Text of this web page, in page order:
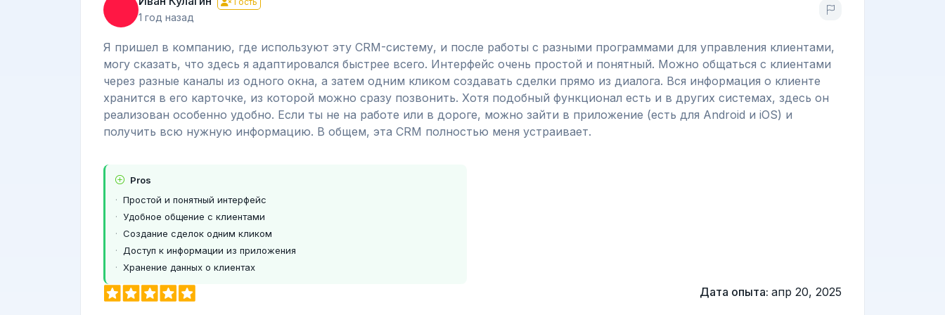
1 год назад
Я пришел в компанию, где используют эту CRM-систему, и после работы с разными программами для управления клиентами,
могу сказать, что здесь я адаптировался быстрее всего. Интерфейс очень простой и понятный. Можно общаться с клиентами
через разные каналы из одного окна, а затем одним кликом создавать сделки прямо из диалога. Вся информация о клиенте
хранится в его карточке, из которой можно сразу позвонить. Хотя подобный функционал есть и в других системах, здесь он
реализован особенно удобно. Если ты не на работе или в дороге, можно зайти в приложение (есть для Android и iOS) и
получить всю нужную информацию. В общем, эта CRM полностью меня устраивает.
Pros
Простой и понятный интерфейс
Удобное общение с клиентами
Создание сделок одним кликом
Доступ к информации из приложения
Хранение данных о клиентах
Дата опыта: апр 20, 2025